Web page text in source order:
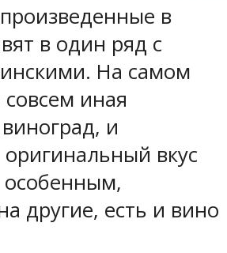
в
в один ряд с
На самом
иная
и
вкус
другие, есть и вино